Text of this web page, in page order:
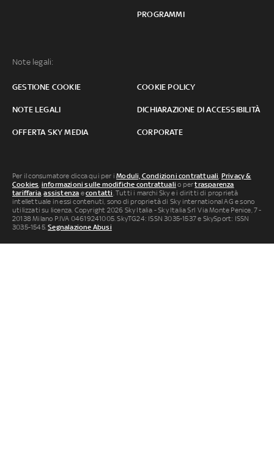
PROGRAMMI
Note legali:
GESTIONE COOKIE COOKIE POLICY
NOTE LEGALI DICHIARAZIONE DI ACCESSIBILITÀ
OFFERTA SKY MEDIA CORPORATE
Per il consumatore clicca qui per iModuli, Condizioni contrattuali, Privacy &
Cookies, informazioni sulle modifiche contrattuali o pertrasparenza
tariffaria,assistenza econtatti. Tutti i marchi Sky e i diritti di proprietà
intellettuale in essi contenuti, sono di proprietà di Sky international AG e sono
utilizzati su licenza. Copyright 2026 Sky Italia - Sky Italia Srl Via Monte Penice, 7 -
20138 Milano P.IVA 04619241005. SkyTG24: ISSN 3035-1537 e SkySport: ISSN
3035-1545.Segnalazione Abusi